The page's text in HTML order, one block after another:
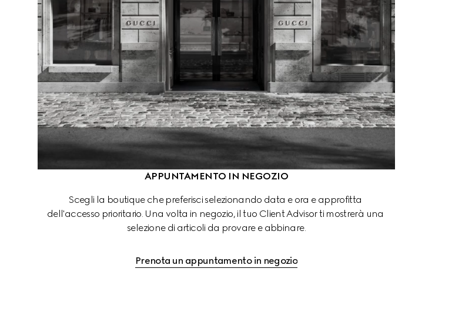
APPUNTAMENTO IN NEGOZIO
Scegli la boutique che preferisci selezionando data e ora e approfitta
dell'accesso prioritario. Una volta in negozio, il tuo Client Advisor ti mostrerà una
selezione di articoli da provare e abbinare.
Prenota un appuntamento in negozio